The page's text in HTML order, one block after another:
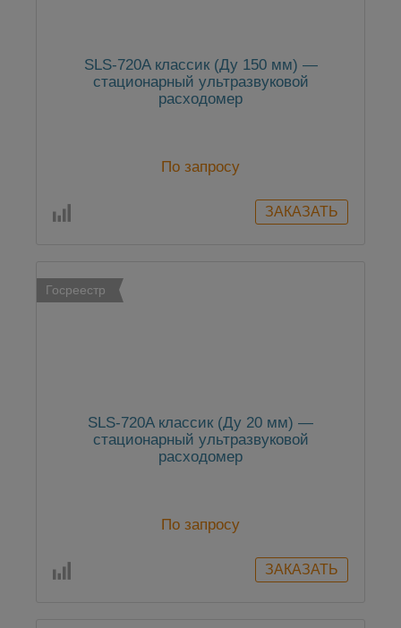
SLS-720A классик (Ду 150 мм) —
стационарный ультразвуковой
расходомер
По запросу
Госреестр
SLS-720A классик (Ду 20 мм) —
стационарный ультразвуковой
расходомер
По запросу